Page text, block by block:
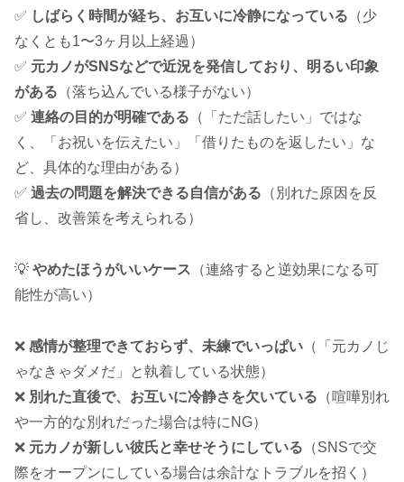
✅ しばらく時間が経ち、お互いに冷静になっている （少
なくとも1〜3ヶ月以上経過）
✅ 元カノがSNSなどで近況を発信しており、明るい印象
がある （落ち込んでいる様子がない）
✅ 連絡の目的が明確である （「ただ話したい」ではな
く、「お祝いを伝えたい」「借りたものを返したい」な
ど、具体的な理由がある）
✅ 過去の問題を解決できる自信がある （別れた原因を反
省し、改善策を考えられる）
💡 やめたほうがいいケース （連絡すると逆効果になる可
能性が高い）
❌ 感情が整理できておらず、未練でいっぱい （「元カノじ
ゃなきゃダメだ」と執着している状態）
❌ 別れた直後で、お互いに冷静さを欠いている （喧嘩別れ
や一方的な別れだった場合は特にNG）
❌ 元カノが新しい彼氏と幸せそうにしている （SNSで交
際をオープンにしている場合は余計なトラブルを招く）